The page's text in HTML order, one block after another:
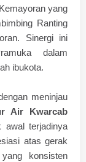
yang
Ranting
Sinergi ini
dalam
ibukota.
meninjau
Air Kwarcab
awal terjadinya
atas gerak
konsisten